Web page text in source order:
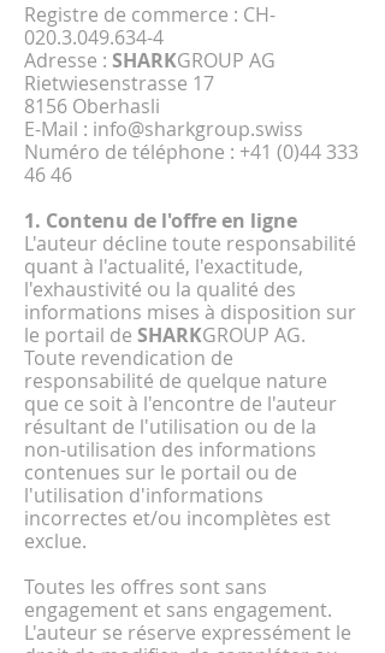
Registre de commerce : CH-
020.3.049.634-4
Adresse : SHARKGROUP AG
Rietwiesenstrasse 17
8156 Oberhasli
E-Mail : info@sharkgroup.swiss
Numéro de téléphone : +41 (0)44 333
46 46
1. Contenu de l'offre en ligne
L'auteur décline toute responsabilité
quant à l'actualité, l'exactitude,
l'exhaustivité ou la qualité des
informations mises à disposition sur
le portail de SHARKGROUP AG.
Toute revendication de
responsabilité de quelque nature
que ce soit à l'encontre de l'auteur
résultant de l'utilisation ou de la
non-utilisation des informations
contenues sur le portail ou de
l'utilisation d'informations
incorrectes et/ou incomplètes est
exclue.
Toutes les offres sont sans
engagement et sans engagement.
L'auteur se réserve expressément le